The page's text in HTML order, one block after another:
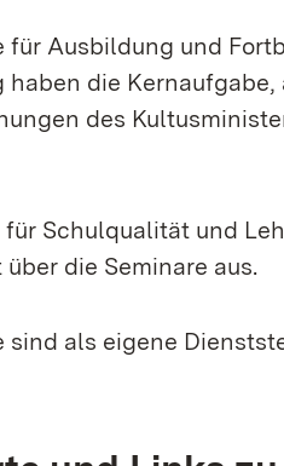
für Ausbildung und
haben die
des
für Schulqualität und
die Seminare aus.
sind als eigene